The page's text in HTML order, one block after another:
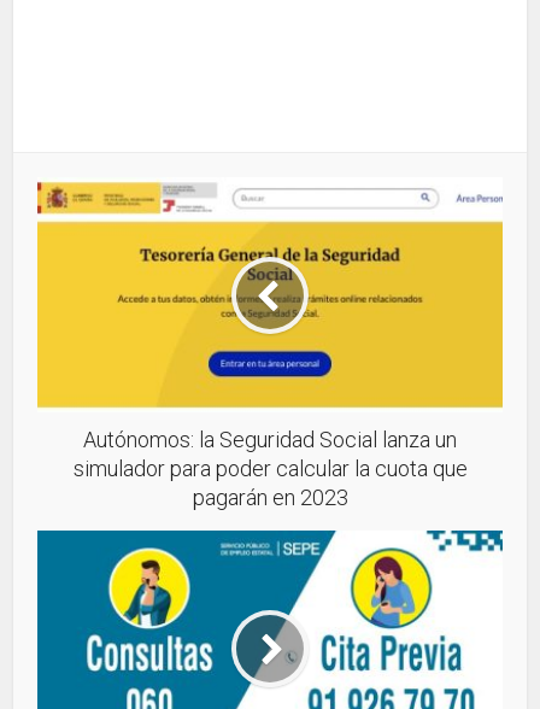
Autónomos: la Seguridad Social lanza un
simulador para poder calcular la cuota que
pagarán en 2023